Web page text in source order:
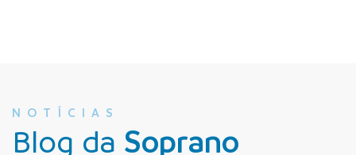
NOTÍCIAS
Blog da Soprano